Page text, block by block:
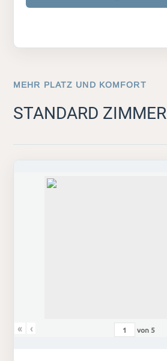
MEHR PLATZ UND KOMFORT
STANDARD ZIMMER
« ‹ von 5